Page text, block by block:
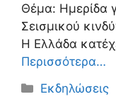
Θέμα: Ημερίδα
Σεισμικού
Η Ελλάδα
Περισσότερα…
Κατηγορίες
Εκδηλώσεις